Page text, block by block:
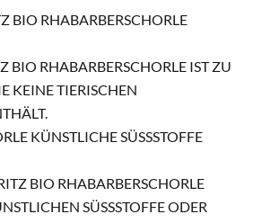
BIO RHABARBERSCHORLE
BIO RHABARBERSCHORLE IST ZU
KEINE TIERISCHEN
KÜNSTLICHE SÜSSSTOFFE O
BIO RHABARBERSCHORLE
SÜSSSTOFFE ODER A